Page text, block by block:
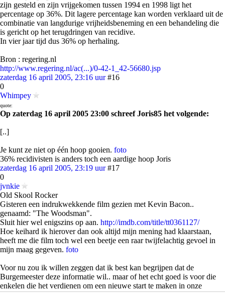
zijn gesteld en zijn vrijgekomen tussen 1994 en 1998 ligt het
percentage op 36%. Dit lagere percentage kan worden verklaard uit de
combinatie van langdurige vrijheidsbeneming en een behandeling die
is gericht op het terugdringen van recidive.
In vier jaar tijd dus 36% op herhaling.
Bron : regering.nl
http://www.regering.nl/ac(...)/0-42-1_42-56680.jsp
zaterdag 16 april 2005, 23:16 uur #16
0
Whimpey
quote:
Op zaterdag 16 april 2005 23:00 schreef Joris85 het volgende:
[..]
Je kunt ze niet op één hoop gooien. foto
36% recidivisten is anders toch een aardige hoop Joris
zaterdag 16 april 2005, 23:19 uur #17
0
jvnkie
Old Skool Rocker
Gisteren een indrukwekkende film gezien met Kevin Bacon..
genaamd: "The Woodsman".
Sluit hier wel enigszins op aan. http://imdb.com/title/tt0361127/
Hoe keihard ik hierover dan ook altijd mijn mening had klaarstaan,
heeft me die film toch wel een beetje een raar twijfelachtig gevoel in
mijn maag gegeven. foto
Voor nu zou ik willen zeggen dat ik best kan begrijpen dat de
Burgemeester deze informatie wil.. maar of het echt goed is voor die
enkelen die het verdienen om een nieuwe start te maken in onze
maatschappij??foto